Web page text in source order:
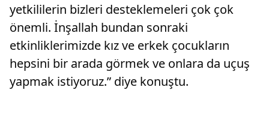
yetkililerin bizleri desteklemeleri çok çok
önemli. İnşallah bundan sonraki
etkinliklerimizde kız ve erkek çocukların
hepsini bir arada görmek ve onlara da uçuş
yapmak istiyoruz.” diye konuştu.